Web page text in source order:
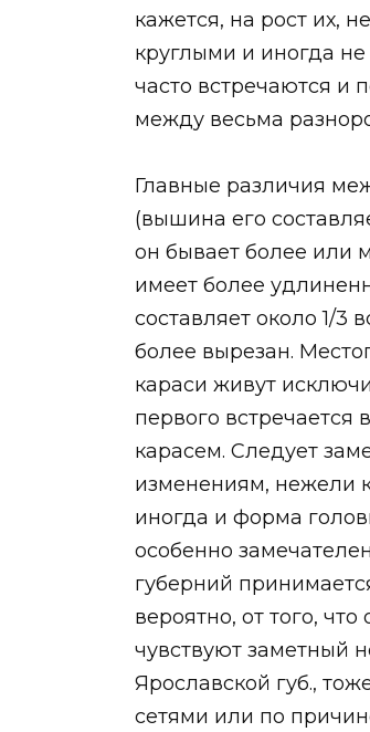
кажется, на рост их,
круглыми и иногда
часто встречаются и
между весьма
Главные различия
(вышина его
он бывает более или
имеет более
составляет около 1/3
более вырезан.
караси живут
первого
карасем. Следует
изменениям, нежели
иногда и форма
особенно
губерний
вероятно, от того,
чувствуют заметный
Ярославской губ.,
сетями или по